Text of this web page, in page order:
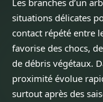
Les branches d’un
situations délicates
contact répété entre
favorise des chocs,
de débris végétaux.
proximité évolue
surtout après des